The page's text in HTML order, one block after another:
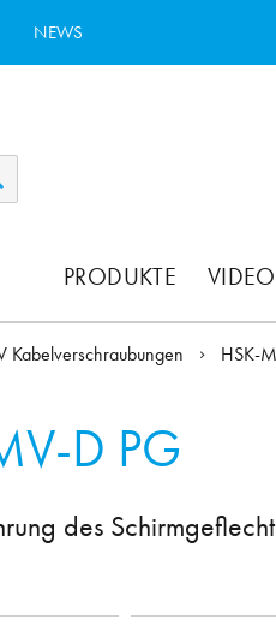
NEWS
PRODUKTE
Kabelverschraubungen HSK-
D PG
des